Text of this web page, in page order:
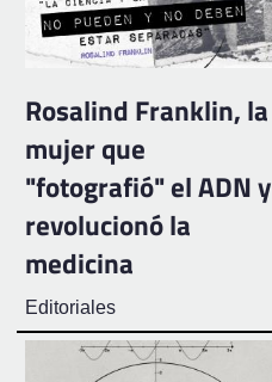
Rosalind Franklin, la
mujer que
"fotografió" el ADN y
revolucionó la
medicina
Editoriales